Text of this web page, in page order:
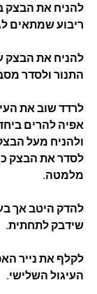
ריבוע שמתאים
להניח את הבצק
התנור ולסדר
אפיה להרים
ולהניח מעל
לסדר את הבצק
מלמטה.
להדק היטב אך
שידבק לתחתית.
לקלף את נייר
העיגול השלישי.